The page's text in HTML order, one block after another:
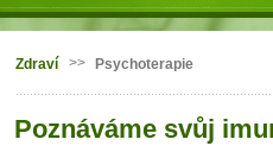
Jste zde
Zdraví >> Psychoterapie
Poznáváme svůj